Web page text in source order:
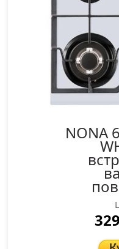
NONA